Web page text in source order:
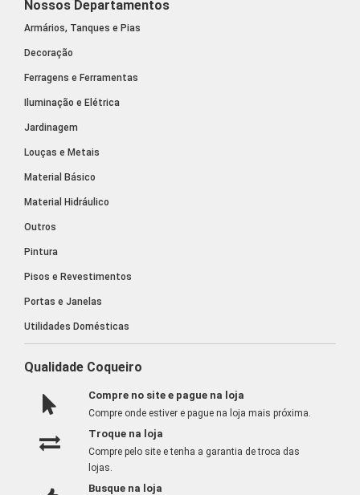
Nossos Departamentos
Armários, Tanques e Pias
Decoração
Ferragens e Ferramentas
Iluminação e Elétrica
Jardinagem
Louças e Metais
Material Básico
Material Hidráulico
Outros
Pintura
Pisos e Revestimentos
Portas e Janelas
Utilidades Domésticas
Qualidade Coqueiro
Compre no site e pague na loja
Compre onde estiver e pague na loja mais próxima.
Troque na loja
Compre pelo site e tenha a garantia de troca das
lojas.
Busque na loja